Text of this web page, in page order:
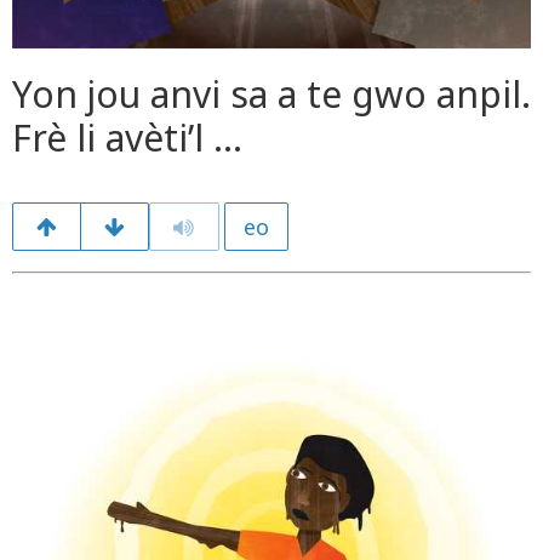
Yon jou anvi sa a te gwo anpil.
Frè li avèti’l …
eo